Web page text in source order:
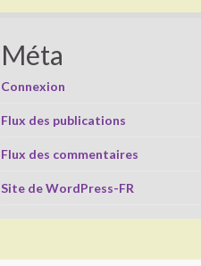
Méta
Connexion
Flux des publications
Flux des commentaires
Site de WordPress-FR